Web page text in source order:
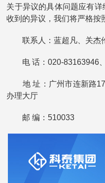
关于异议的具体问题应有
收到的异议，我们将严格按
联系人：蓝超凡、关杰
电 话：020-83163946
地 址：广州市连新路
办理大厅
邮 编：510033